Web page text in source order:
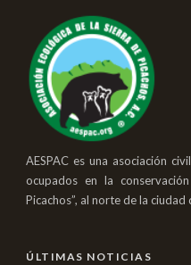
AESPAC es una asociación
ocupados en la
Picachos”, al norte de la
ÚLTIMAS NOTICIAS